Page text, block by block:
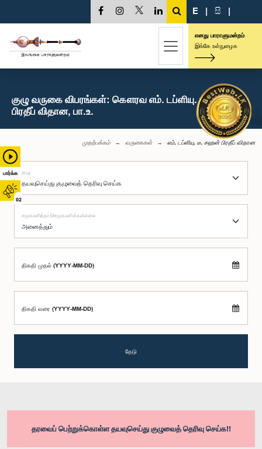
பார்க்க
02
E | සි |
எனது பாராளுமன்றம்
இங்கே உள்நுழைக
குழு வருகை விபரங்கள்: கௌரவ எம். டப்ளியு. டீ. சஹன்
பிரதீப் விதான, பா.உ.
முதற்பக்கம் வருகைகள் எம். டப்ளியு. டீ. சஹன் பிரதீப் விதான
குழு
சமூகமளித்தார்/சமூகமளிக்கவில்லை
திகதி முதல் (YYYY-MM-DD)
திகதி வரை (YYYY-MM-DD)
தேடு
தரவைப் பெற்றுக்கொள்ள தயவுசெய்து குழுவைத் தெரிவு செய்க!!